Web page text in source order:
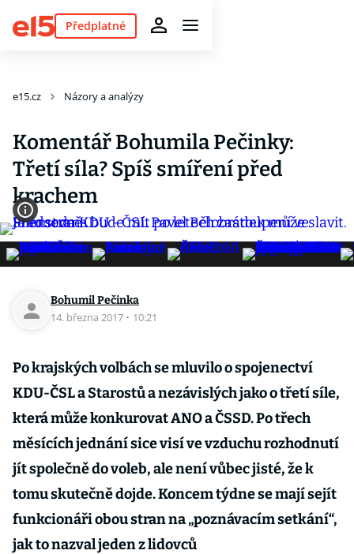
Předplatné
e15.cz Názory a analýzy
Komentář Bohumila Pečinky:
Třetí síla? Spíš smíření před
krachem
Bohumil Pečinka
14. března 2017 · 10:21
Po krajských volbách se mluvilo o spojenectví
KDU-ČSL a Starostů a nezávislých jako o třetí síle,
která může konkurovat ANO a ČSSD. Po třech
měsících jednání sice visí ve vzduchu rozhodnutí
jít společně do voleb, ale není vůbec jisté, že k
tomu skutečně dojde. Koncem týdne se mají sejít
funkcionáři obou stran na „poznávacím setkání“,
jak to nazval jeden z lidovců